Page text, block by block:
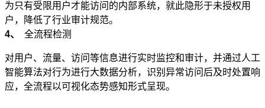
为只有受限用户才能访问的内部系统，就此隐形于未授权用
户，降低了行业审计规范。
4、
全流程检测
对用户、流量、访问等信息进行实时监控和审计，并通过人工
智能算法对行为进行大数据分析，识别异常访问后及时处置响
应，全流程以可视化态势感知形式呈现。